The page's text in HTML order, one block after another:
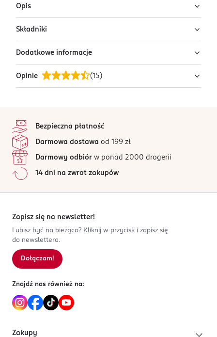
Opis
Maskotka Husky - 15cm
Składniki
brak danych
Dodatkowe informacje
OSTRZEŻENIA DOTYCZĄCE BEZPIECZEŃSTWA
brak danych
Meteor CEE Kft
Pacsirtamező u. 2.
2461 Tárnok
Kod EAN
0 008421 405404
Opinie (15 )
Wszystkie opinie są zweryfikowane zakupem.
4
0%
2
1
0%
Sortowanie wg
Bezpieczna płatność
Darmowa dostawa od 199 zł
Darmowy odbiór w ponad 2000 drogerii
14 dni na zwrot zakupów
Zapisz się na newsletter!
Lubisz być na bieżąco? Kliknij w przycisk i zapisz się
do newslettera.
Dołączam!
Znajdź nas również na:
Zakupy